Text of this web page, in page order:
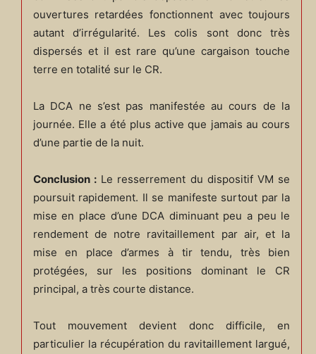
ouvertures retardées fonctionnent avec toujours
autant d’irrégularité. Les colis sont donc très
dispersés et il est rare qu’une cargaison touche
terre en totalité sur le CR.
La DCA ne s’est pas manifestée au cours de la
journée. Elle a été plus active que jamais au cours
d’une partie de la nuit.
Conclusion : Le resserrement du dispositif VM se
poursuit rapidement. Il se manifeste surtout par la
mise en place d’une DCA diminuant peu a peu le
rendement de notre ravitaillement par air, et la
mise en place d’armes à tir tendu, très bien
protégées, sur les positions dominant le CR
principal, a très courte distance.
Tout mouvement devient donc difficile, en
particulier la récupération du ravitaillement largué,